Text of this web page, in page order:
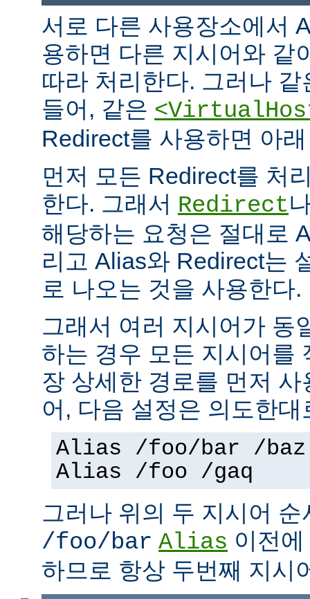
서로 다른 사용장소에서
용하면 다른 지시어와 같
따라 처리한다. 그러나
들어, 같은
Redirect를 사용하면 아
먼저 모든 Redirect를 처
한다. 그래서 Redirect
해당하는 요청은 절대로
리고 Alias와 Redirect는
로 나오는 것을 사용한다.
그래서 여러 지시어가 동
하는 경우 모든 지시어를
장 상세한 경로를 먼저
어, 다음 설정은 의도한
Alias /foo/bar /baz
Alias /foo /gaq
그러나 위의 두 지시어 순
/foo/bar Alias 이전에
하므로 항상 두번째 지시